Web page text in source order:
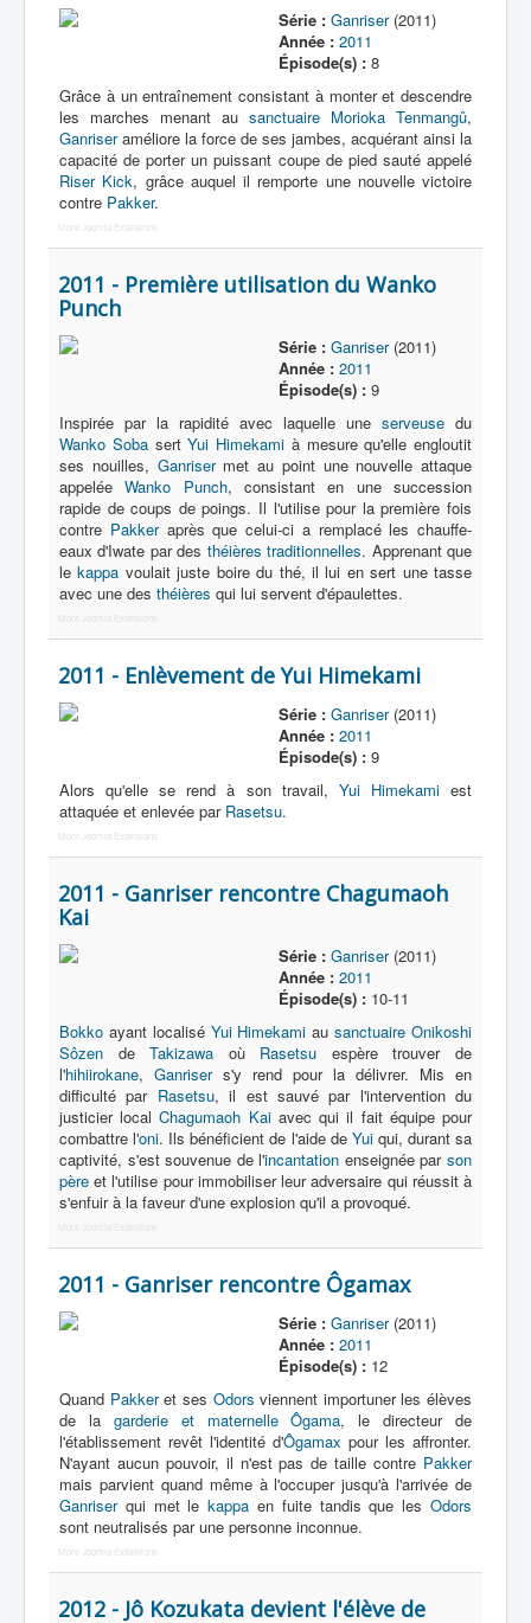
Série : Ganriser(2011)
Année : 2011
Épisode(s) : 8
Grâce à un entraînement consistant à monter et descendre
les marches menant au sanctuaire Morioka Tenmangû,
Ganriseraméliore la force de ses jambes, acquérant ainsi la
capacité de porter un puissant coupe de pied sauté appelé
Riser Kick, grâce auquel il remporte une nouvelle victoire
contre Pakker.
More Joomla Extensions
2011 - Première utilisation du Wanko
Punch
Série : Ganriser(2011)
Année : 2011
Épisode(s) : 9
Inspirée par la rapidité avec laquelle une serveuse du
Wanko SobasertYui Himekami à mesure qu'elle engloutit
ses nouilles, Ganrisermet au point une nouvelle attaque
appeléeWanko Punch, consistant en une succession
rapide de coups de poings. Il l'utilise pour la première fois
contre Pakkeraprès que celui-ci a remplacé les chauffe-
eaux d'Iwate par des théières traditionnelles. Apprenant que
lekappa voulait juste boire du thé, il lui en sert une tasse
avec une des théières qui lui servent d'épaulettes.
More Joomla Extensions
2011 - Enlèvement de Yui Himekami
Série : Ganriser(2011)
Année : 2011
Épisode(s) : 9
Alors qu'elle se rend à son travail, Yui Himekamiest
attaquée et enlevée par Rasetsu.
More Joomla Extensions
2011 - Ganriser rencontre Chagumaoh
Kai
Série : Ganriser(2011)
Année : 2011
Épisode(s) : 10-11
Bokko ayant localisé Yui Himekami ausanctuaire Onikoshi
Sôzen deTakizawa où Rasetsu espère trouver de
l'hihiirokane, Ganrisers'y rend pour la délivrer. Mis en
difficulté par Rasetsu, il est sauvé par l'intervention du
justicier localChagumaoh Kaiavec qui il fait équipe pour
combattre l'oni. Ils bénéficient de l'aide de Yuiqui, durant sa
captivité, s'est souvenue de l'incantation enseignée parson
père et l'utilise pour immobiliser leur adversaire qui réussit à
s'enfuir à la faveur d'une explosion qu'il a provoqué.
More Joomla Extensions
2011 - Ganriser rencontre Ôgamax
Série : Ganriser(2011)
Année : 2011
Épisode(s) : 12
Quand Pakkeret ses Odors viennent importuner les élèves
de la garderie et maternelle Ôgama, le directeur de
l'établissement revêt l'identité d'Ôgamax pour les affronter.
N'ayant aucun pouvoir, il n'est pas de taille contre Pakker
mais parvient quand même à l'occuper jusqu'à l'arrivée de
Ganriserqui met lekappa en fuite tandis que lesOdors
sont neutralisés par une personne inconnue.
More Joomla Extensions
2012 - Jô Kozukata devient l'élève de